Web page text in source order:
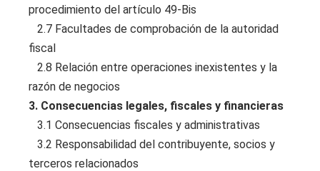
procedimiento del artículo 49-Bis
2.7 Facultades de comprobación de la autoridad
fiscal
2.8 Relación entre operaciones inexistentes y la
razón de negocios
3. Consecuencias legales, fiscales y financieras
3.1 Consecuencias fiscales y administrativas
3.2 Responsabilidad del contribuyente, socios y
terceros relacionados